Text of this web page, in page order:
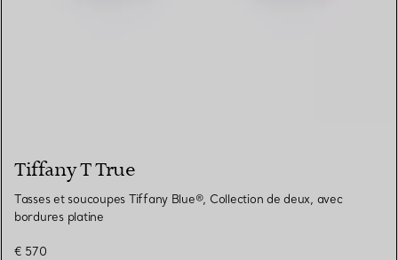
Tiffany T True
Tasses et soucoupes Tiffany Blue®, Collection de deux, avec
bordures platine
€ 570